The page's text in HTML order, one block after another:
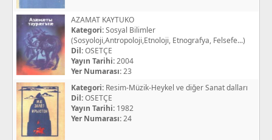
AZAMAT KAYTUKO
Kategori:Sosyal Bilimler
(Sosyoloji,Antropoloji,Etnoloji, Etnografya, Felsefe...)
Dil:OSETÇE
Yayın Tarihi:2004
Yer Numarası:23
Kategori: Resim-Müzik-Heykel ve diğer Sanat dalları
Dil:OSETÇE
Yayın Tarihi: 1982
Yer Numarası:24